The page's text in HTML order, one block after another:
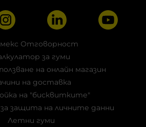
Отговорност
за гуми
на онлайн магазин
на доставка
на "бисквитките"
защита на личните данни
Летни гуми